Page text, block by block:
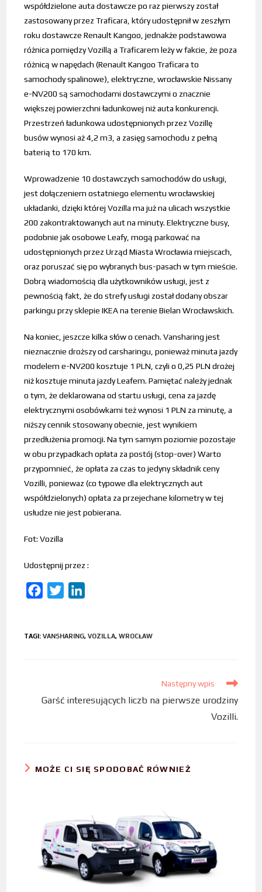
współdzielone auta dostawcze po raz pierwszy został
zastosowany przez Traficara, który udostępnił w zeszłym
roku dostawcze Renault Kangoo, jednakże podstawowa
różnica pomiędzy Vozillą a Traficarem leży w fakcie, że poza
różnicą w napędach (Renault Kangoo Traficara to
samochody spalinowe), elektryczne, wrocławskie Nissany
e-NV200 są samochodami dostawczymi o znacznie
większej powierzchni ładunkowej niż auta konkurencji.
Przestrzeń ładunkowa udostępnionych przez Vozillę
busów wynosi aż 4,2 m3, a zasięg samochodu z pełną
baterią to 170 km.
Wprowadzenie 10 dostawczych samochodów do usługi,
jest dołączeniem ostatniego elementu wrocławskiej
układanki, dzięki której Vozilla ma już na ulicach wszystkie
200 zakontraktowanych aut na minuty. Elektryczne busy,
podobnie jak osobowe Leafy, mogą parkować na
udostępnionych przez Urząd Miasta Wrocławia miejscach,
oraz poruszać się po wybranych bus-pasach w tym mieście.
Dobrą wiadomością dla użytkowników usługi, jest z
pewnością fakt, że do strefy usługi został dodany obszar
parkingu przy sklepie IKEA na terenie Bielan Wrocławskich.
Na koniec, jeszcze kilka słów o cenach. Vansharing jest
nieznacznie droższy od carsharingu, ponieważ minuta jazdy
modelem e-NV200 kosztuje 1 PLN, czyli o 0,25 PLN drożej
niż kosztuje minuta jazdy Leafem. Pamiętać należy jednak
o tym, że deklarowana od startu usługi, cena za jazdę
elektrycznymi osobówkami też wynosi 1 PLN za minutę, a
niższy cennik stosowany obecnie, jest wynikiem
przedłużenia promocji. Na tym samym poziomie pozostaje
w obu przypadkach opłata za postój (stop-over) Warto
przypomnieć, że opłata za czas to jedyny składnik ceny
Vozilli, poniewaz (co typowe dla elektrycznych aut
współdzielonych) opłata za przejechane kilometry w tej
usłudze nie jest pobierana.
Fot: Vozilla
Udostępnij przez :
e
k
t
k
n
TAGI:VANSHARING, VOZILLA, WROCŁAW
Następny wpis
Garść interesujących liczb na pierwsze urodziny
Vozilli.
MOŻE CI SIĘ SPODOBAĆ RÓWNIEŻ